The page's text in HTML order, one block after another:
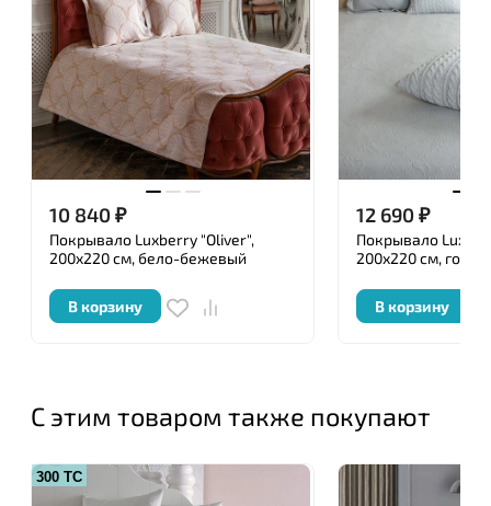
10 840₽
Покрывало Luxberry "Oliver",
200x220 см, бело-бежевый
В корзину
12 690₽
Покрывало
200х220 см,
В корзину
С этим товаром также покупают
300 ТС